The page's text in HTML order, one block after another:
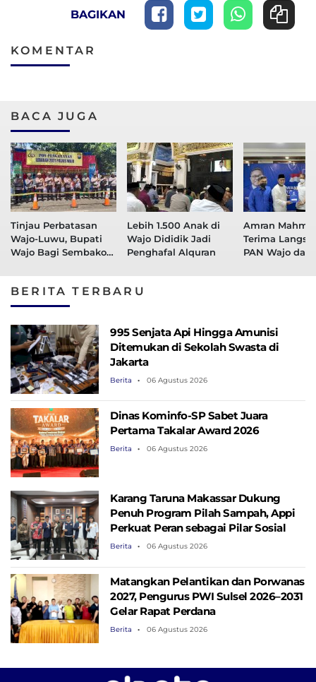
BAGIKAN
KOMENTAR
BACA JUGA
Tinjau Perbatasan
Wajo-Luwu, Bupati
Wajo Bagi Sembako
Lebih 1.500 Anak di
Wajo Dididik Jadi
Penghafal Alquran
Amran
Terima
PAN Wajo dari
BERITA TERBARU
995 Senjata Api Hingga Amunisi
Ditemukan di Sekolah Swasta di
Jakarta
Berita 06 Agustus 2026
Dinas Kominfo-SP Sabet Juara
Pertama Takalar Award 2026
Berita 06 Agustus 2026
Karang Taruna Makassar Dukung
Penuh Program Pilah Sampah, Appi
Perkuat Peran sebagai Pilar Sosial
Berita 06 Agustus 2026
Matangkan Pelantikan dan Porwanas
2027, Pengurus PWI Sulsel 2026–2031
Gelar Rapat Perdana
Berita 06 Agustus 2026